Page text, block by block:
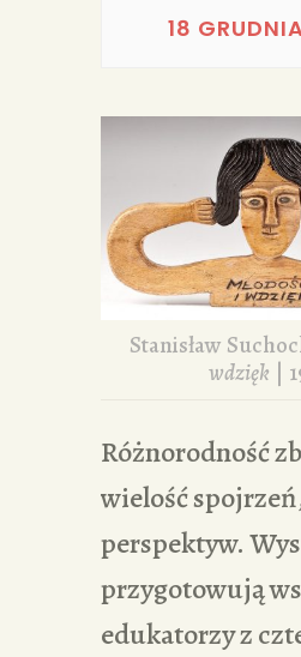
PORTFOLIA
18
Stanisław
wdzięk |
Różnorodność
wielość
perspektyw.
przygotowują
edukatorzy z